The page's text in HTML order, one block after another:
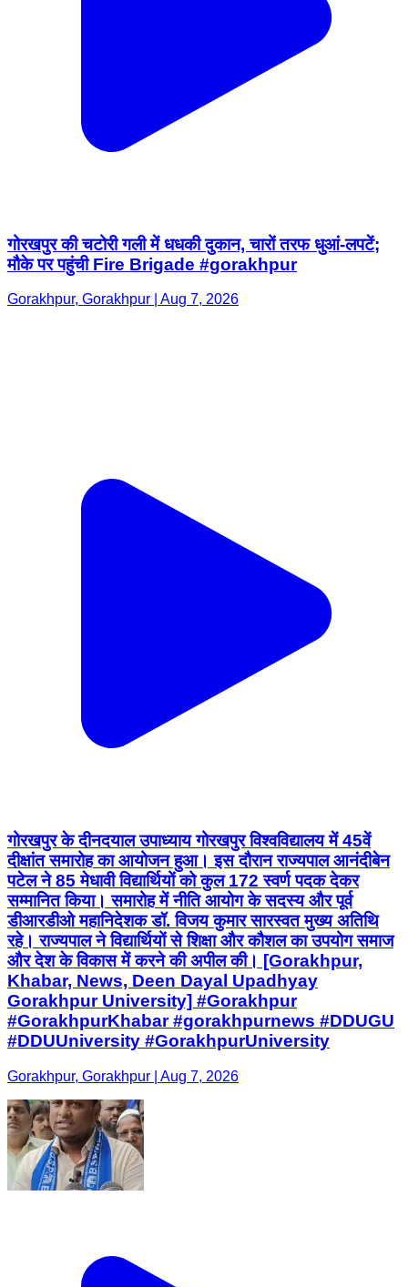
गोरखपुर की चटोरी गली में धधकी दुकान, चारों तरफ धुआं-लपटें;
मौके पर पहुंची Fire Brigade #gorakhpur
Gorakhpur, Gorakhpur | Aug 7, 2026
गोरखपुर के दीनदयाल उपाध्याय गोरखपुर विश्वविद्यालय में 45वें
दीक्षांत समारोह का आयोजन हुआ। इस दौरान राज्यपाल आनंदीबेन
पटेल ने 85 मेधावी विद्यार्थियों को कुल 172 स्वर्ण पदक देकर
सम्मानित किया। समारोह में नीति आयोग के सदस्य और पूर्व
डीआरडीओ महानिदेशक डॉ. विजय कुमार सारस्वत मुख्य अतिथि
रहे। राज्यपाल ने विद्यार्थियों से शिक्षा और कौशल का उपयोग समाज
और देश के विकास में करने की अपील की। [Gorakhpur,
Khabar, News, Deen Dayal Upadhyay
Gorakhpur University] #Gorakhpur
#GorakhpurKhabar #gorakhpurnews #DDUGU
#DDUUniversity #GorakhpurUniversity
Gorakhpur, Gorakhpur | Aug 7, 2026